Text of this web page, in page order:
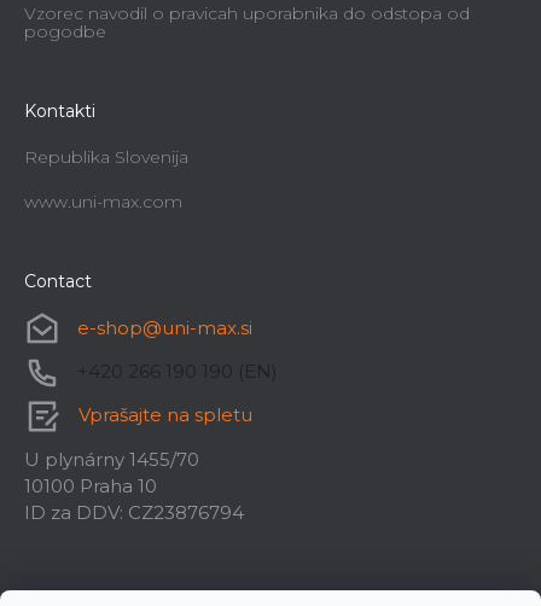
Vzorec navodil o pravicah uporabnika do odstopa od
pogodbe
Kontakti
Republika Slovenija
www.uni-max.com
Contact
e-shop@uni-max.si
+420 266 190 190 (EN)
Vprašajte na spletu
U plynárny 1455/70
10100 Praha 10
ID za DDV: CZ23876794